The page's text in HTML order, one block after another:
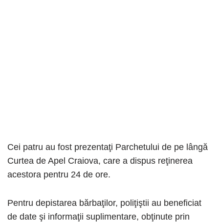
Cei patru au fost prezentaţi Parchetului de pe lângă
Curtea de Apel Craiova, care a dispus reţinerea
acestora pentru 24 de ore.
Pentru depistarea bărbaţilor, poliţiştii au beneficiat
de date şi informaţii suplimentare, obţinute prin